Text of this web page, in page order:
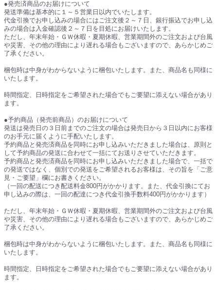
●発売済商品のお届けについて
発送準備は基本的に１～５営業日以内でいたします。
代金引換でお申し込みの場合にはご注文後２～７日、銀行振込でお申し込
みの場合は入金確認後２～７日を目処にお届けいたします。
ただし、年末年始・ＧＷ休暇・夏期休暇、営業期間外のご注文および台風
や災害、その他の理由により遅れる場合もございますので、あらかじめご
了承ください。
梱包時は中身がわからないように梱包いたします。また、商品名も同様に
いたします。
時間指定、日時指定をご希望された場合でもご要望に添えない場合があり
ます。
●予約商品（発売前商品）のお届けについて
発送は発売日の３日前までのご注文の場合は発売日から３日以内にお客様
のお手元に届くように手配いたします。
予約商品と発売済商品を同時にお申し込みいただきました場合は、原則と
して予約商品の発送に合わせて一括にてお送りさせていただきます。
予約商品と発売済商品を同時にお申し込みいただきました場合で、一括で
の発送ではなく、個別での発送をご希望されるお客様は、その旨を「ご意
見・ご要望」欄にお書きください。
（一回の配送につき配送料金800円がかかります。また、代金引換にてお
申し込みの際は、一回の配達につき代金引換手数料400円がかかります）
ただし、年末年始・ＧＷ休暇・夏期休暇、営業期間外のご注文および台風
や災害、その他の理由により遅れる場合もございますので、あらかじめご
了承ください。
梱包時は中身がわからないように梱包いたします。また、商品名も同様に
いたします。
時間指定、日時指定をご希望された場合でもご要望に添えない場合があり
ます。